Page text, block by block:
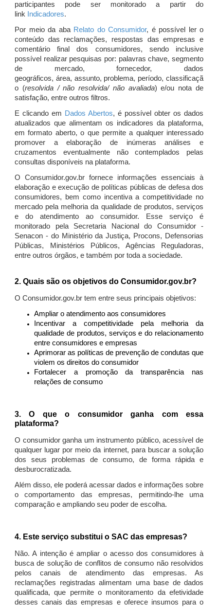
participantes pode ser monitorado a partir do
link Indicadores.
Por meio da aba Relato do Consumidor, é possível ler o
conteúdo das reclamações, respostas das empresas e
comentário final dos consumidores, sendo inclusive
possível realizar pesquisas por: palavras chave, segmento
de mercado, fornecedor, dados
geográficos, área, assunto, problema, período, classificaçã
o (resolvida / não resolvida/ não avaliada) e/ou nota de
satisfação, entre outros filtros.
E clicando em Dados Abertos, é possível obter os dados
atualizados que alimentam os indicadores da plataforma,
em formato aberto, o que permite a qualquer interessado
promover a elaboração de inúmeras análises e
cruzamentos eventualmente não contemplados pelas
consultas disponíveis na plataforma.
O Consumidor.gov.br fornece informações essenciais à
elaboração e execução de políticas públicas de defesa dos
consumidores, bem como incentiva a competitividade no
mercado pela melhoria da qualidade de produtos, serviços
e do atendimento ao consumidor. Esse serviço é
monitorado pela Secretaria Nacional do Consumidor -
Senacon - do Ministério da Justiça, Procons, Defensorias
Públicas, Ministérios Públicos, Agências Reguladoras,
entre outros órgãos, e também por toda a sociedade.
2. Quais são os objetivos do Consumidor.gov.br?
O Consumidor.gov.br tem entre seus principais objetivos:
Ampliar o atendimento aos consumidores
Incentivar a competitividade pela melhoria da
qualidade de produtos, serviços e do relacionamento
entre consumidores e empresas
Aprimorar as políticas de prevenção de condutas que
violem os direitos do consumidor
Fortalecer a promoção da transparência nas
relações de consumo
3. O que o consumidor ganha com essa
plataforma?
O consumidor ganha um instrumento público, acessível de
qualquer lugar por meio da internet, para buscar a solução
dos seus problemas de consumo, de forma rápida e
desburocratizada.
Além disso, ele poderá acessar dados e informações sobre
o comportamento das empresas, permitindo-lhe uma
comparação e ampliando seu poder de escolha.
4. Este serviço substitui o SAC das empresas?
Não. A intenção é ampliar o acesso dos consumidores à
busca de solução de conflitos de consumo não resolvidos
pelos canais de atendimento das empresas. As
reclamações registradas alimentam uma base de dados
qualificada, que permite o monitoramento da efetividade
desses canais das empresas e oferece insumos para o